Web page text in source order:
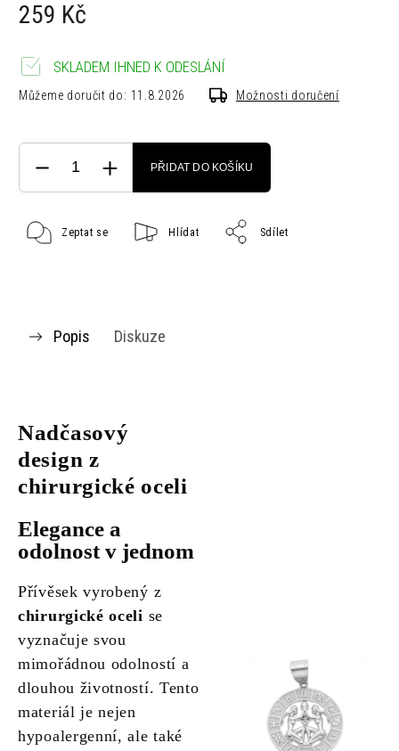
259 Kč
SKLADEM IHNED K ODESLÁNÍ
Můžeme doručit do: 11.8.2026 Možnosti doručení
PŘIDAT DO KOŠÍKU
Zeptat se Hlídat Sdílet
Popis Diskuze
Nadčasový
design z
chirurgické oceli
Elegance a
odolnost v jednom
Přívěsek vyrobený z
chirurgické oceli se
vyznačuje svou
mimořádnou odolností a
dlouhou životností. Tento
materiál je nejen
hypoalergenní, ale také